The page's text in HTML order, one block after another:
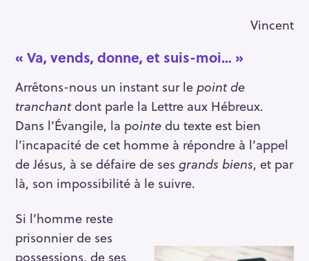
Vincent
« Va, vends, donne, et suis-moi… »
Arrêtons-nous un instant sur lepoint de
tranchantdont parle la Lettre aux Hébreux.
Dans l’Évangile, la pointedu texte est bien
l’incapacité de cet homme à répondre à l’appel
de Jésus, à se défaire de ses grands biens, et par
là, son impossibilité à le suivre.
Si l’homme reste
prisonnier de ses
possessions, de ses